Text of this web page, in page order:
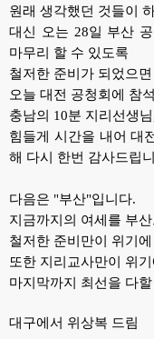
원래 생각했던 것들이
대신 오는 28일 부산
마무리 할 수 있도록
철저한 준비가 되었으
오늘 대전 공청회에 참
충남의 10분 지리선생
힘들게 시간을 내어 대
해 다시 한번 감사드립
다음은 "부산"입니다.
지금까지의 여세를 부
철저한 준비만이 위기
또한 지리교사만이 위
마지막까지 최선을 다
대구에서 위상복 드림